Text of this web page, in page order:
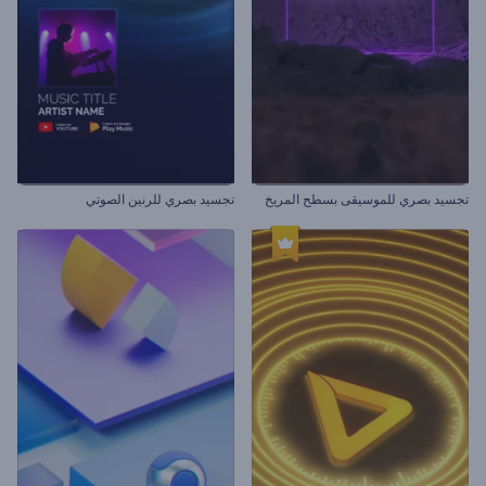
تجسيد بصري للموسيقى بسطح المريخ تجسيد بصري للرنين الصوتي